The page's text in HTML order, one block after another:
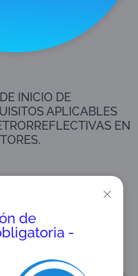
INICIO DE
APLICABLES
EN
SIGUIENTE
de
-